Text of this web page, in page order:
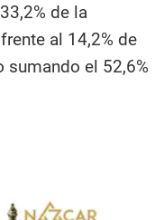
de la
al 14,2% de
sumando el 52,6%